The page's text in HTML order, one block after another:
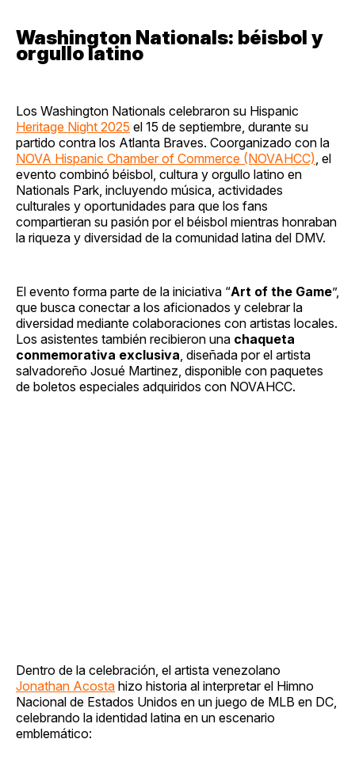
Washington Nationals: béisbol y
orgullo latino
Los Washington Nationals celebraron su Hispanic
Heritage Night 2025 el 15 de septiembre, durante su
partido contra los Atlanta Braves. Coorganizado con la
NOVA Hispanic Chamber of Commerce (NOVAHCC), el
evento combinó béisbol, cultura y orgullo latino en
Nationals Park, incluyendo música, actividades
culturales y oportunidades para que los fans
compartieran su pasión por el béisbol mientras honraban
la riqueza y diversidad de la comunidad latina del DMV.
El evento forma parte de la iniciativa “Art of the Game”,
que busca conectar a los aficionados y celebrar la
diversidad mediante colaboraciones con artistas locales.
Los asistentes también recibieron una chaqueta
conmemorativa exclusiva, diseñada por el artista
salvadoreño Josué Martinez, disponible con paquetes
de boletos especiales adquiridos con NOVAHCC.
Dentro de la celebración, el artista venezolano
Jonathan Acosta hizo historia al interpretar el Himno
Nacional de Estados Unidos en un juego de MLB en DC,
celebrando la identidad latina en un escenario
emblemático: